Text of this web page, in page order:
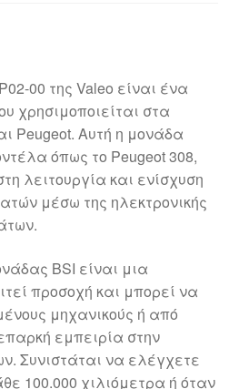
00 της Valeo είναι ένα
χρησιμοποιείται στα
Peugeot. Αυτή η μονάδα
όπως το Peugeot 308,
λειτουργία και ενίσχυση
μέσω της ηλεκτρονικής
BSI είναι μια
προσοχή και μπορεί να
μηχανικούς ή από
εμπειρία στην
Συνιστάται να ελέγχετε
100.000 χιλιόμετρα ή όταν